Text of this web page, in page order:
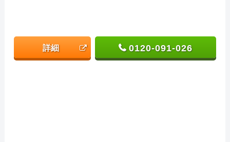
詳細 0120-091-026